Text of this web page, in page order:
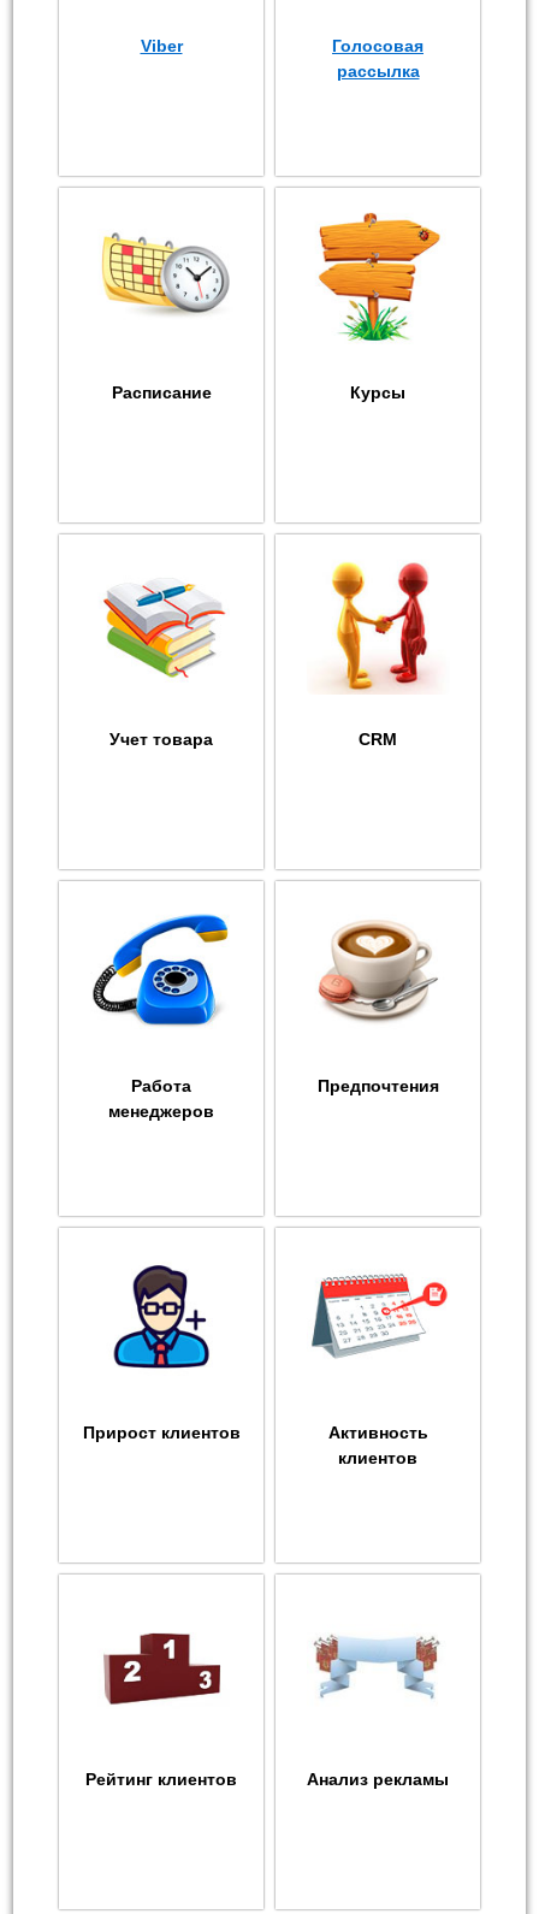
Viber
Голосовая
рассылка
Расписание Курсы
Учет товара CRM
Работа
менеджеров
Предпочтения
Прирост клиентов
Активность
клиентов
Рейтинг клиентов Анализ рекламы